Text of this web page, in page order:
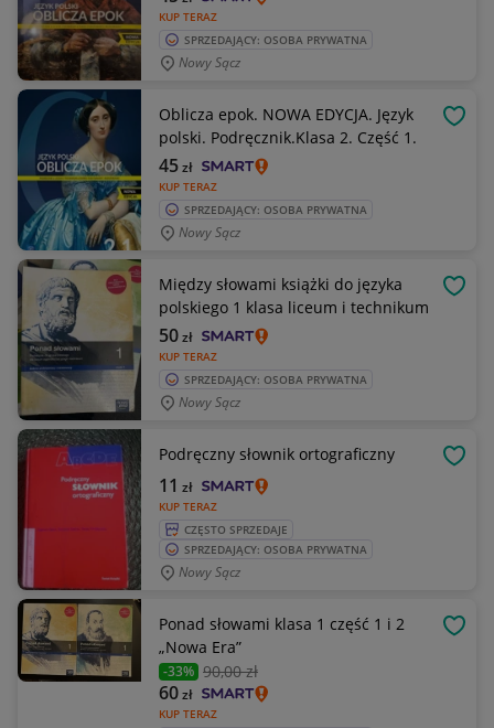
KUP TERAZ
SPRZEDAJĄCY: OSOBA PRYWATNA
Nowy Sącz
Oblicza epok. NOWA EDYCJA. Język
polski. Podręcznik.Klasa 2. Część 1.
KUP TERAZ
45zł
SPRZEDAJĄCY: OSOBA PRYWATNA
Nowy Sącz
Między słowami książki do języka
polskiego 1 klasa liceum i technikum
KUP TERAZ
50zł
SPRZEDAJĄCY: OSOBA PRYWATNA
Nowy Sącz
Podręczny słownik ortograficzny
KUP TERAZ
11 zł
CZĘSTO SPRZEDAJE
SPRZEDAJĄCY: OSOBA PRYWATNA
Nowy Sącz
Ponad słowami klasa 1 część 1 i 2
„Nowa Era”
-33% 90,00 zł
KUP TERAZ
60zł